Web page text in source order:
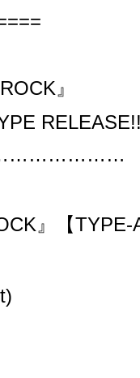
』
』【TYPE-